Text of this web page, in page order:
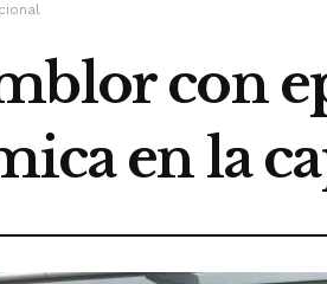
con
en la